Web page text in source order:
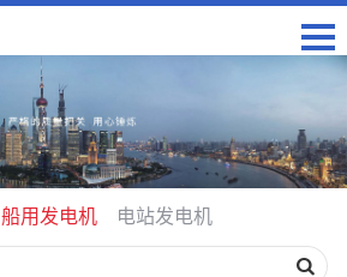
船用发电机 电站发电机